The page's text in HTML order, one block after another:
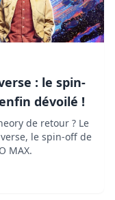
: le spin-
dévoilé !
de retour ? Le
le spin-off de
MAX.